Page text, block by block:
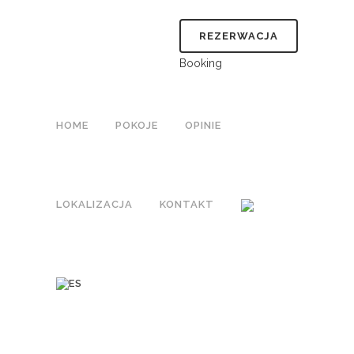
REZERWACJA
Booking
HOME POKOJE OPINIE
LOKALIZACJA KONTAKT